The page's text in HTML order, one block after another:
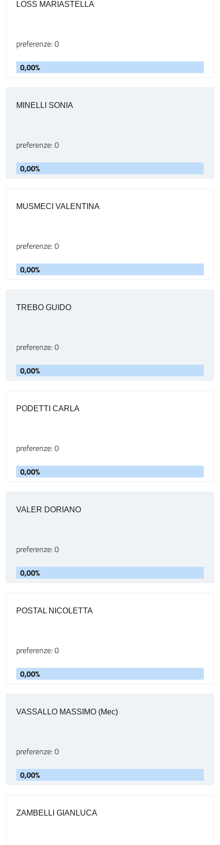
LOSS MARIASTELLA
preferenze: 0
0,00%
MINELLI SONIA
preferenze: 0
0,00%
MUSMECI VALENTINA
preferenze: 0
0,00%
TREBO GUIDO
preferenze: 0
0,00%
PODETTI CARLA
preferenze: 0
0,00%
VALER DORIANO
preferenze: 0
0,00%
POSTAL NICOLETTA
preferenze: 0
0,00%
VASSALLO MASSIMO (Mec)
preferenze: 0
0,00%
ZAMBELLI GIANLUCA